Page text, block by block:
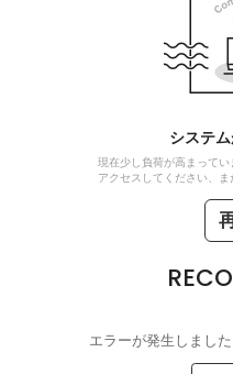
システ
現在少し負荷が高まって
アクセスしてください、
エラーが発生しまし